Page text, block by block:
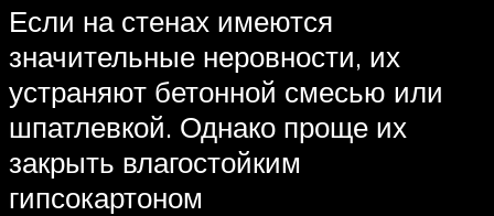
Если на стенах имеются
значительные неровности, их
устраняют бетонной смесью или
шпатлевкой. Однако проще их
закрыть влагостойким
гипсокартоном